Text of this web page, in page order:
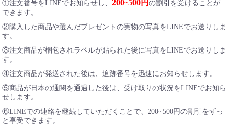
①注文番号をLINEでお知らせし、200~500円の割引を受けることが
できます。
②購入した商品や選んだプレゼントの実物の写真をLINEでお送りしま
す。
③注文商品が梱包されラベルが貼られた後に写真をLINEでお送りしま
す。
④注文商品が発送された後は、追跡番号を迅速にお知らせします。
⑤商品が日本の通関を通過した後は、受け取りの状況をLINEでお知ら
せします。
⑥LINEでの連絡を継続していただくことで、200~500円の割引をずっ
と享受できます。